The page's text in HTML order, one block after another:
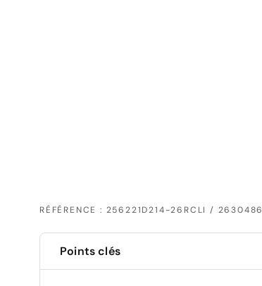
RÉFÉRENCE : 256221D214-26RCLI / 2630486
Points clés